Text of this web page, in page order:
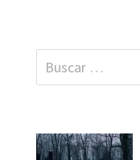
Buscar: